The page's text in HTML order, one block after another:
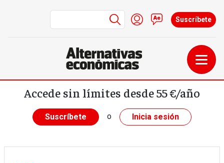
Pasar al contenido principal
Menú de cuenta de
Iniciar sesión
Contacto
Suscríbete
Accede sin límites desde 55 €/año
Suscríbete o Inicia sesión